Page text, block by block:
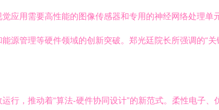
应用需要高性能的图像传感器和专用的神经网络处理单
管理等硬件领域的创新突破。郑光廷院长所强调的“
，推动着“算法-硬件协同设计”的新范式。柔性电子、